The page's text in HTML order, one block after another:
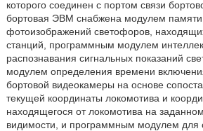
которого соединен с портом связи
бортовая ЭВМ снабжена модулем
фотоизображений светофоров,
станций, программным модулем
распознавания сигнальных показаний
модулем определения времени
бортовой видеокамеры на основе
текущей координаты локомотива и
находящегося от локомотива на
видимости, и программным модулем для